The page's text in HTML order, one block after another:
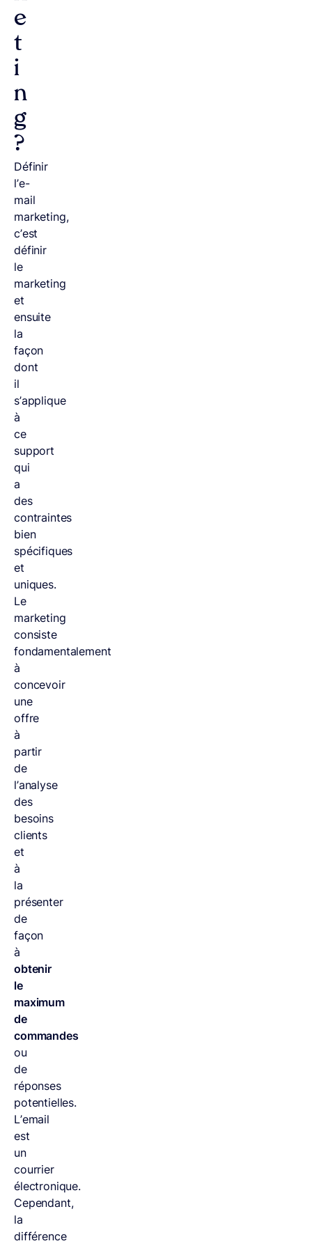
e
t
i
n
g
?
Définir
l’e-
mail
marketing,
c’est
définir
le
marketing
et
ensuite
la
façon
dont
il
s’applique
à
ce
support
qui
a
des
contraintes
bien
spécifiques
et
uniques.
Le
marketing
consiste
fondamentalement
à
concevoir
une
offre
à
partir
de
l’analyse
des
besoins
clients
et
à
la
présenter
de
façon
à
obtenir
le
maximum
de
commandes
ou
de
réponses
potentielles.
L’email
est
un
courrier
électronique.
Cependant,
la
différence